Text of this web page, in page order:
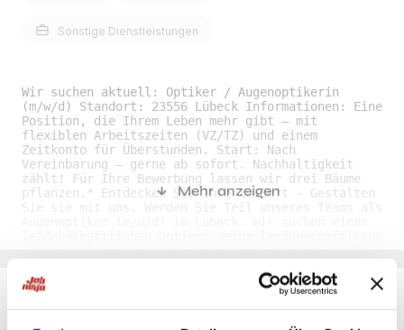
Sonstige Dienstleistungen
Wir suchen aktuell: Optiker / Augenoptikerin
(m/w/d) Standort: 23556 Lübeck Informationen: Eine
Position, die Ihrem Leben mehr gibt – mit
flexiblen Arbeitszeiten (VZ/TZ) und einem
Zeitkonto für Überstunden. Start: Nach
Vereinbarung – gerne ab sofort. Nachhaltigkeit
zählt! Für Ihre Bewerbung lassen wir drei Bäume
pflanzen.* Entdecken Sie Ihre Zukunft - Gestalten
ist dynamisch, wachstumsorientiert und stellt
seine Mitarbeiterinnen und Kundinnen in den
Mittelpunkt. Diese Philosophie und eine
herausragende Produktpalette eröffnen Ihnen
Mehr anzeigen